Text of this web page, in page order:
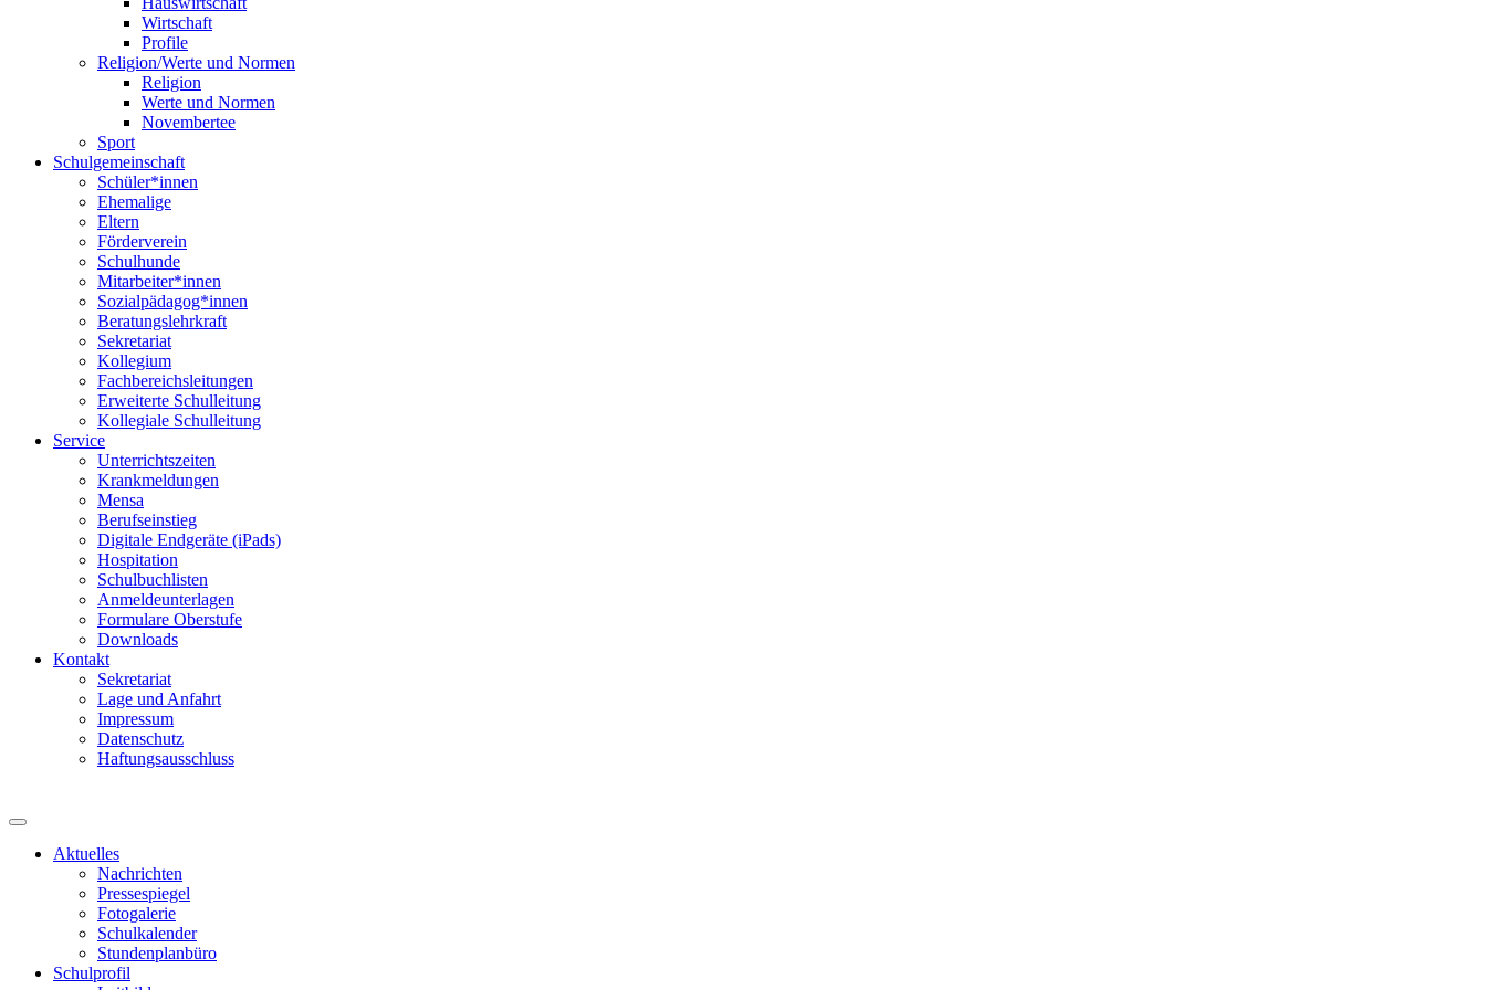
Wirtschaft
Profile
Religion/Werte und Normen
Religion
Werte und Normen
Novembertee
Sport
Schulgemeinschaft
Schüler*innen
Ehemalige
Eltern
Förderverein
Schulhunde
Mitarbeiter*innen
Sozialpädagog*innen
Beratungslehrkraft
Sekretariat
Kollegium
Fachbereichsleitungen
Erweiterte Schulleitung
Kollegiale Schulleitung
Service
Unterrichtszeiten
Krankmeldungen
Mensa
Berufseinstieg
Digitale Endgeräte (iPads)
Hospitation
Schulbuchlisten
Anmeldeunterlagen
Formulare Oberstufe
Downloads
Kontakt
Sekretariat
Lage und Anfahrt
Impressum
Datenschutz
Haftungsausschluss
Aktuelles
Nachrichten
Pressespiegel
Fotogalerie
Schulkalender
Stundenplanbüro
Schulprofil